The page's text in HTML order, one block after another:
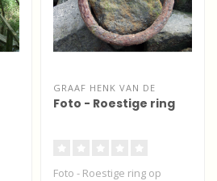
GRAAF HENK VAN DE
Foto - Roestige ring
Foto - Roestige ring op